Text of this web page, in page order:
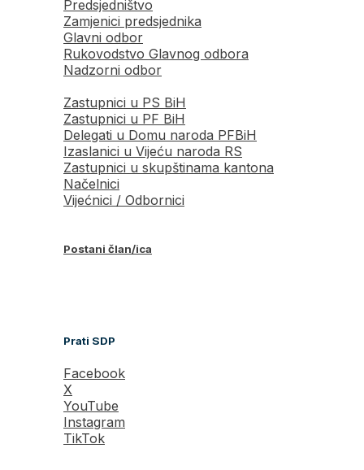
Predsjedništvo
Zamjenici predsjednika
Glavni odbor
Rukovodstvo Glavnog odbora
Nadzorni odbor
Zastupnici u PS BiH
Zastupnici u PF BiH
Delegati u Domu naroda PFBiH
Izaslanici u Vijeću naroda RS
Zastupnici u skupštinama kantona
Načelnici
Vijećnici / Odbornici
Postani član/ica
Prati SDP
Facebook
X
YouTube
Instagram
TikTok